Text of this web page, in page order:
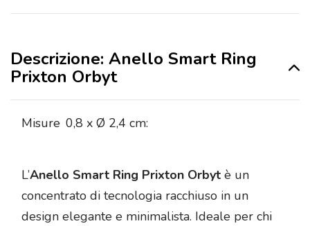
Descrizione: Anello Smart Ring
Prixton Orbyt
Misure 0,8 x Ø 2,4 cm:
L’Anello Smart Ring Prixton Orbyt è un
concentrato di tecnologia racchiuso in un
design elegante e minimalista. Ideale per chi